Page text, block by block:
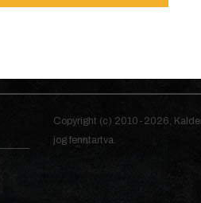
Copyright (c) 2010-2026,
jog fenntartva.